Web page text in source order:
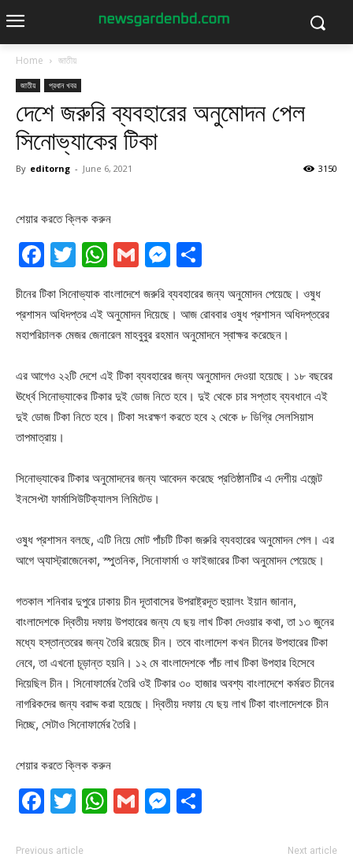
Home জাতীয়
জাতীয় প্রধান খবর
দেশে জরুরি ব্যবহারের অনুমোদন পেল
সিনোভ্যাকের টিকা
By editorng - June 6, 2021 3150
শেয়ার করতে ক্লিক করুন
Facebook
Twitter
WhatsApp
GmailMessenger
চীনের টিকা সিনোভ্যাক বাংলাদেশে জরুরি ব্যবহারের জন্য অনুমোদন পেয়েছে। ওষুধ
প্রশাসন অধিদপ্তর এই অনুমোদন দিয়েছে। আজ রোববার ওষুধ প্রশাসন অধিদপ্তরের
মহাপরিচালক মেজর জেনারেল মাহবুবুর রহমান অনুমোদনে স্বাক্ষর করেছেন।
এর আগেও ২২টি দেশে এই টিকা ব্যবহারের জন্য অনুমোদন দেওয়া হয়েছে। ১৮ বছরের
ঊর্ধ্বে সিনোভ্যাকের টিকার দুই ডোজ নিতে হবে। দুই থেকে চার সপ্তাহ ব্যবধানে এই
দুই ডোজ টিকা নিতে হবে। টিকা সংরক্ষণ করতে হবে ২ থেকে ৮ ডিগ্রি সেলসিয়াস
তাপমাত্রায়।
সিনোভ্যাকের টিকার অনুমোদনের জন্য আবেদন করেছে প্রতিষ্ঠানটির এ দেশীয় এজেন্ট
ইনসেপ্টা ফার্মাসিউটিক্যালস লিমিটেড।
ওষুধ প্রশাসন বলছে, এটি নিয়ে মোট পাঁচটি টিকা জরুরি ব্যবহারের অনুমোদন পেল। এর
আগে অ্যাস্ট্রাজেনেকা, স্পুতনিক, সিনোফার্মা ও ফাইজারের টিকা অনুমোদন পেয়েছে।
গতকাল শনিবার দুপুরে ঢাকায় চীন দূতাবাসের উপরাষ্ট্রদূত হুয়ালং ইয়ান জানান,
বাংলাদেশকে দ্বিতীয় দফায় উপহারের জন্য যে ছয় লাখ টিকা দেওয়ার কথা, তা ১৩ জুনের
মধ্যে হস্তান্তরের জন্য তৈরি রয়েছে চীন। তবে বাংলাদেশ কখন চীনের উপহারের টিকা
নেবে, তা এখনো চূড়ান্ত হয়নি। ১২ মে বাংলাদেশকে পাঁচ লাখ টিকা উপহার হিসেবে
দিয়েছিল চীন। সিনোফার্মের তৈরি ওই টিকার ৩০ হাজার অবশ্য বাংলাদেশে কর্মরত চীনের
নাগরিকদের জন্য বরাদ্দ করা হয়েছে। দ্বিতীয় দফায় যে ছয় লাখ টিকা বাংলাদেশকে চীন
দিচ্ছে, সেটাও সিনোফার্মের তৈরি।
শেয়ার করতে ক্লিক করুন
Facebook
Twitter
WhatsApp
GmailMessenger
Previous article Next article